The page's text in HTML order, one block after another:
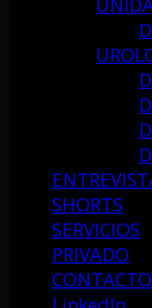
SHORTS
SERVICIOS
PRIVADO
CONTACTO